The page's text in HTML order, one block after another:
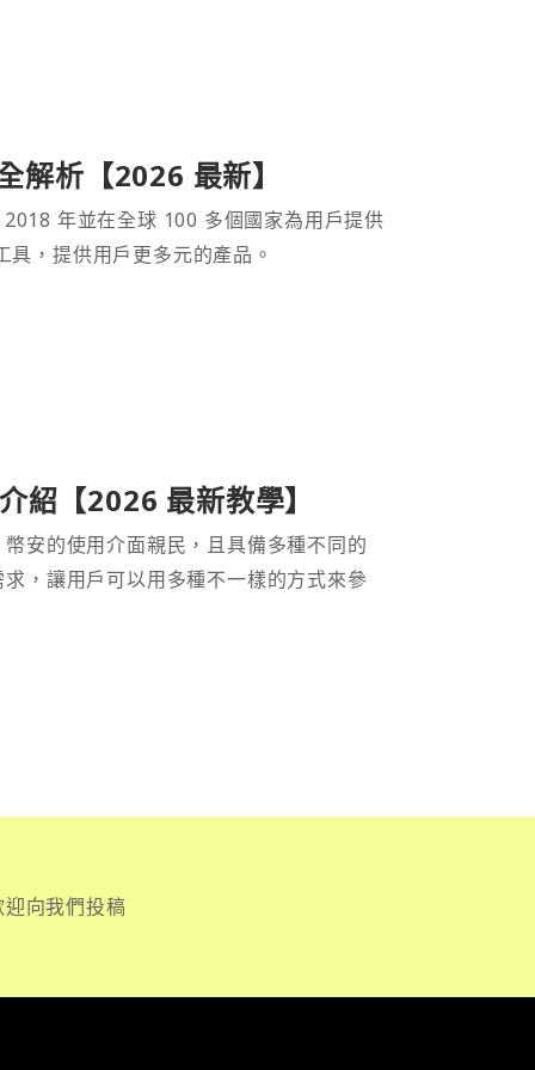
析【2026 最新】
年並在全球 100 多個國家為用戶提供
，提供用戶更多元的產品。
紹【2026 最新教學】
安的使用介面親民，且具備多種不同的
，讓用戶可以用多種不一樣的方式來參
向我們投稿